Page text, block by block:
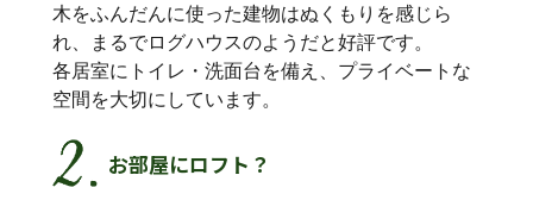
木をふんだんに使った建物はぬくもりを感じら
れ、まるでログハウスのようだと好評です。
各居室にトイレ・洗面台を備え、プライベートな
空間を大切にしています。
お部屋にロフト？